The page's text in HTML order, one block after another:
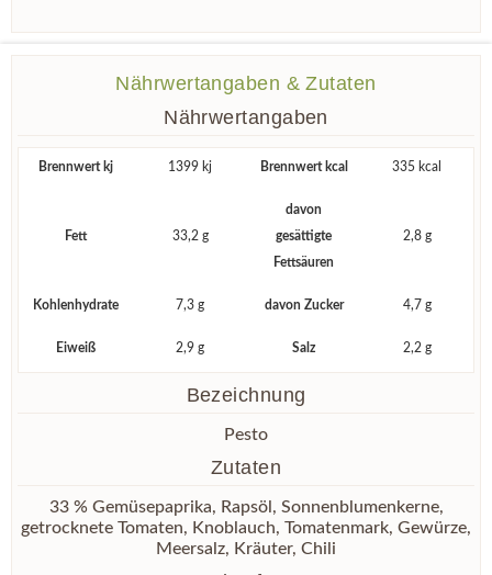
Nährwertangaben & Zutaten
Nährwertangaben
Brennwert kj 1399 kj Brennwert kcal 335 kcal
Fett 33,2 g
davon
gesättigte
Fettsäuren
2,8 g
Kohlenhydrate 7,3 g davon Zucker 4,7 g
Eiweiß 2,9 g Salz 2,2 g
Bezeichnung
Pesto
Zutaten
33 % Gemüsepaprika, Rapsöl, Sonnenblumenkerne,
getrocknete Tomaten, Knoblauch, Tomatenmark, Gewürze,
Meersalz, Kräuter, Chili